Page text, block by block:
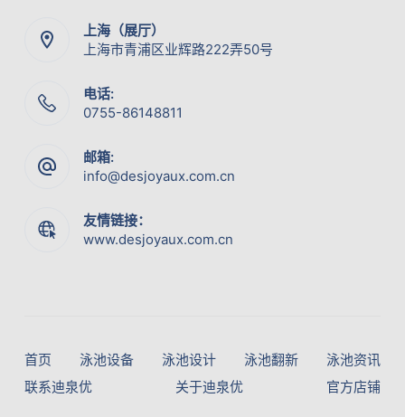
上海（展厅）
上海市青浦区业辉路222弄50号
电话:
0755-86148811
邮箱:
info@desjoyaux.com.cn
友情链接：
www.desjoyaux.com.cn
首页 泳池设备 泳池设计 泳池翻新
泳池资讯
联系迪泉优
关于迪泉优 官方店铺